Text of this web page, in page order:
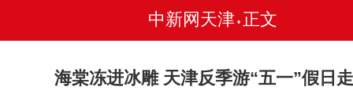
中新网天津 • 正文
海棠冻进冰雕 天津反季游“五一”假日